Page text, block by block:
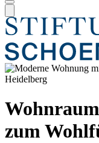
Wohnraum
zum